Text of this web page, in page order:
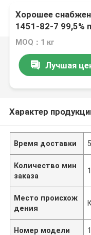
Хорошее
1451-82-7 99,5%
MOQ：1 кг
Лучшая
Характер
Время доставки
Количество мин
заказа
Место происхож
дения
Номер модели